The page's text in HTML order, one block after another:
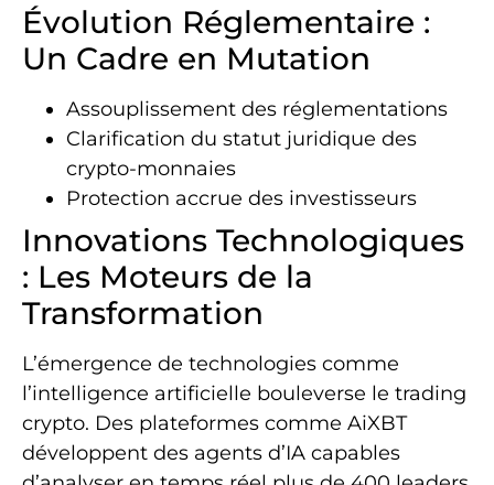
Évolution Réglementaire :
Un Cadre en Mutation
Assouplissement des réglementations
Clarification du statut juridique des
crypto-monnaies
Protection accrue des investisseurs
Innovations Technologiques
: Les Moteurs de la
Transformation
L’émergence de technologies comme
l’intelligence artificielle bouleverse le trading
crypto. Des plateformes comme AiXBT
développent des agents d’IA capables